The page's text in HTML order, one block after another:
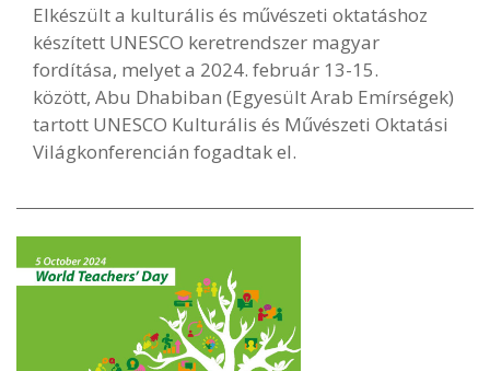
Elkészült a kulturális és művészeti oktatáshoz
készített UNESCO keretrendszer magyar
fordítása, melyet a 2024. február 13-15.
között, Abu Dhabiban (Egyesült Arab Emírségek)
tartott UNESCO Kulturális és Művészeti Oktatási
Világkonferencián fogadtak el.